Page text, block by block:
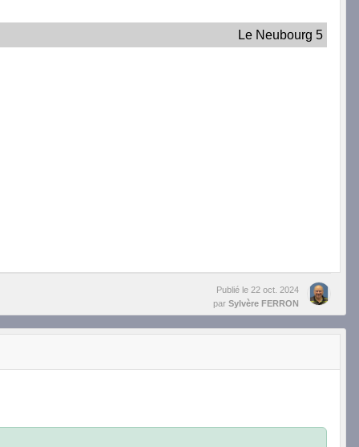
Le Neubourg 5
Publié le 22 oct. 2024
par Sylvère FERRON